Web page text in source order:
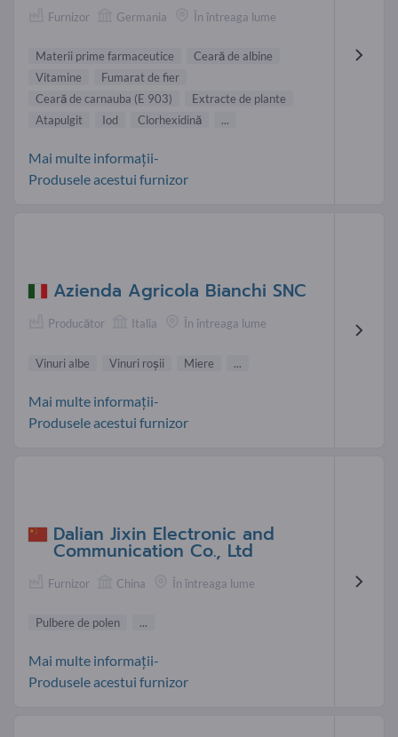
Furnizor Germania În întreaga lume
Materii prime farmaceutice
Ceară de albine
Vitamine
Fumarat de fier
Ceară de carnauba (E 903)
Extracte de plante
Atapulgit
Iod Clorhexidină ...
Mai multe informații-
Produsele acestui furnizor
Azienda Agricola Bianchi SNC
Producător Italia În întreaga lume
Vinuri albe Vinuri roşii Miere ...
Mai multe informații-
Produsele acestui furnizor
Dalian Jixin Electronic and
Communication Co., Ltd
Furnizor China În întreaga lume
Pulbere de polen ...
Mai multe informații-
Produsele acestui furnizor